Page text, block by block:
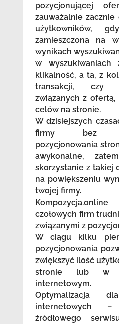
pozycjonującej
zauważalnie
użytkowników,
zamieszczona na
wynikach
w
klikalność, a ta, z
transakcji, czy
związanych z
celów na stronie.
W dzisiejszych
firmy bez
pozycjonowania
awykonalne,
skorzystanie z takiej
na powiększeniu
twojej firmy.
czołowych firm
związanymi z
W ciągu kilku
pozycjonowania
zwiększyć ilość
stronie lub w
internetowym.
Optymalizacja
internetowych
źródłowego